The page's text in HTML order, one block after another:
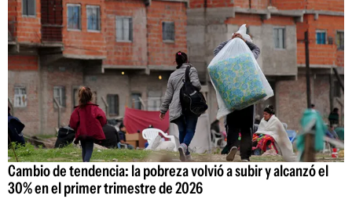
Cambio de tendencia: la pobreza volvió a subir y alcanzó el
30% en el primer trimestre de 2026